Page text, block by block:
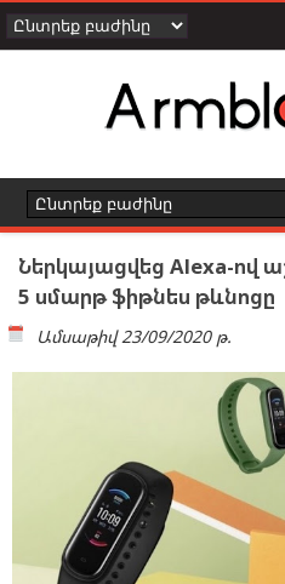
Ներկայացվեց Alexa-ով
5 սմարթ ֆիթնես թևնոցը
Ամսաթիվ 23/09/2020 թ.